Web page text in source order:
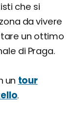
che si
da vivere
un ottimo
di Praga.
un tour
.